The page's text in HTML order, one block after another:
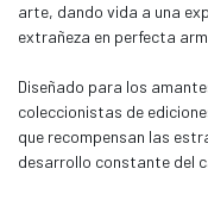
arte, dando vida a una
extrañeza en perfecta
Diseñado para los
coleccionistas de
que recompensan las
desarrollo constante del